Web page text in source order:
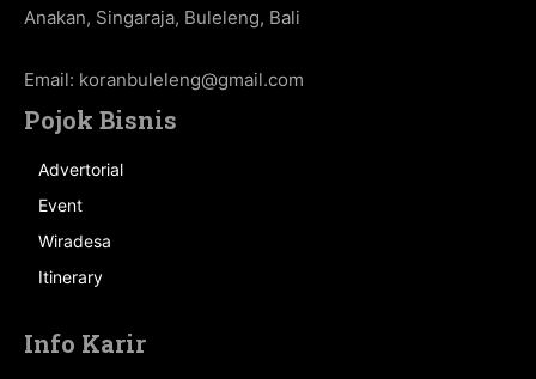
Anakan, Singaraja, Buleleng, Bali
Email: koranbuleleng@gmail.com
Pojok Bisnis
Advertorial
Event
Wiradesa
Itinerary
Info Karir